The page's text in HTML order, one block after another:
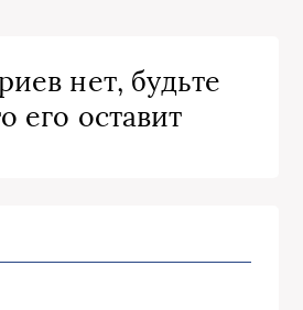
нет, будьте
его оставит